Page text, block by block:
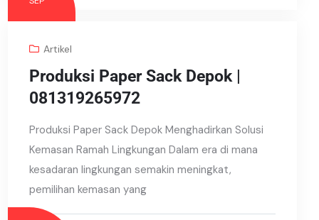
Artikel
Produksi Paper Sack Depok |
081319265972
Produksi Paper Sack Depok Menghadirkan Solusi
Kemasan Ramah Lingkungan Dalam era di mana
kesadaran lingkungan semakin meningkat,
pemilihan kemasan yang